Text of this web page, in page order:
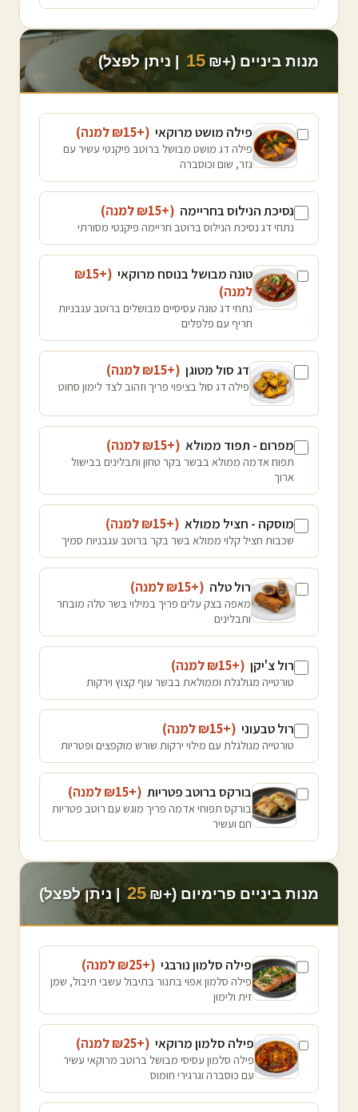
מנות ביניים (+₪ 15 | ניתן לפצל)
פילה מושט מרוקאי (+₪
15 למנה)
פילה דג מושט מבושל ברוטב פיקנטי עשיר עם
גזר, שום וכוסברה
נסיכת הנילוס בחריימה (+₪
15 למנה)
נתחי דג נסיכת הנילוס ברוטב חריימה פיקנטי מסורתי
טונה מבושל בנוסח מרוקאי (+₪
15
למנה)
נתחי דג טונה עסיסיים מבושלים ברוטב עגבניות
חריף עם פלפלים
דג סול מטוגן (+₪
15 למנה)
פילה דג סול בציפוי פריך וזהוב לצד לימון סחוט
מפרום - תפוד ממולא (+₪
15 למנה)
תפוח אדמה ממולא בבשר בקר טחון ותבלינים בבישול
ארוך
מוסקה - חציל ממולא (+₪
15 למנה)
שכבות חציל קלוי ממולא בשר בקר ברוטב עגבניות סמיך
רול טלה (+₪
15 למנה)
מאפה בצק עלים פריך במילוי בשר טלה מובחר
ותבלינים
רול צ'יקן (+₪
15 למנה)
טורטייה מגולגלת וממולאת בבשר עוף קצוץ וירקות
רול טבעוני (+₪
15 למנה)
טורטייה מגולגלת עם מילוי ירקות שורש מוקפצים ופטריות
בורקס ברוטב פטריות (+₪
15 למנה)
בורקס תפוחי אדמה פריך מוגש עם רוטב פטריות
חם ועשיר
מנות ביניים פרימיום (+₪ 25 | ניתן לפצל)
פילה סלמון נורבגי (+₪
25 למנה)
פילה סלמון אפוי בתנור בתיבול עשבי תיבול, שמן
זית ולימון
פילה סלמון מרוקאי (+₪
25 למנה)
פילה סלמון עסיסי מבושל ברוטב מרוקאי עשיר
עם כוסברה וגרגירי חומוס